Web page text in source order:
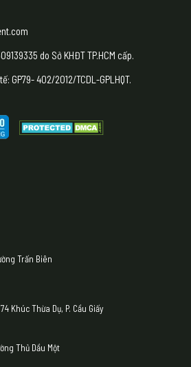
do Sở KHĐT TP.HCM cấp.
GP79- 402/2012/TCDL-GPLHQT.
Trấn Biên
Khúc Thừa Dụ, P. Cầu Giấy
Thủ Dầu Một